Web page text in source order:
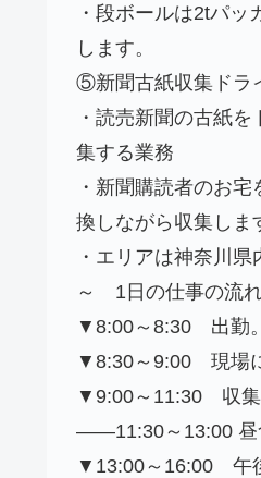
・段ボールは2tパ
します。
⑤新聞古紙収集ド
・読売新聞の古紙
集する業務
・新聞購読者のお
換しながら収集しま
・エリアは神奈川
～ 1⽇の仕事の流
▼8:00～8:30 出勤
▼8:30～9:00 現場
▼9:00～11:30 収集
――11:30～13:00
▼13:00～16:00 午